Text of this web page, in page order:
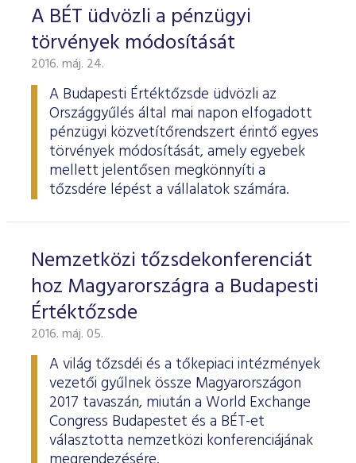
A BÉT üdvözli a pénzügyi
törvények módosítását
2016. máj. 24.
A Budapesti Értéktőzsde üdvözli az
Országgyűlés által mai napon elfogadott
pénzügyi közvetítőrendszert érintő egyes
törvények módosítását, amely egyebek
mellett jelentősen megkönnyíti a
tőzsdére lépést a vállalatok számára.
Nemzetközi tőzsdekonferenciát
hoz Magyarországra a Budapesti
Értéktőzsde
2016. máj. 05.
A világ tőzsdéi és a tőkepiaci intézmények
vezetői gyűlnek össze Magyarországon
2017 tavaszán, miután a World Exchange
Congress Budapestet és a BÉT-et
választotta nemzetközi konferenciájának